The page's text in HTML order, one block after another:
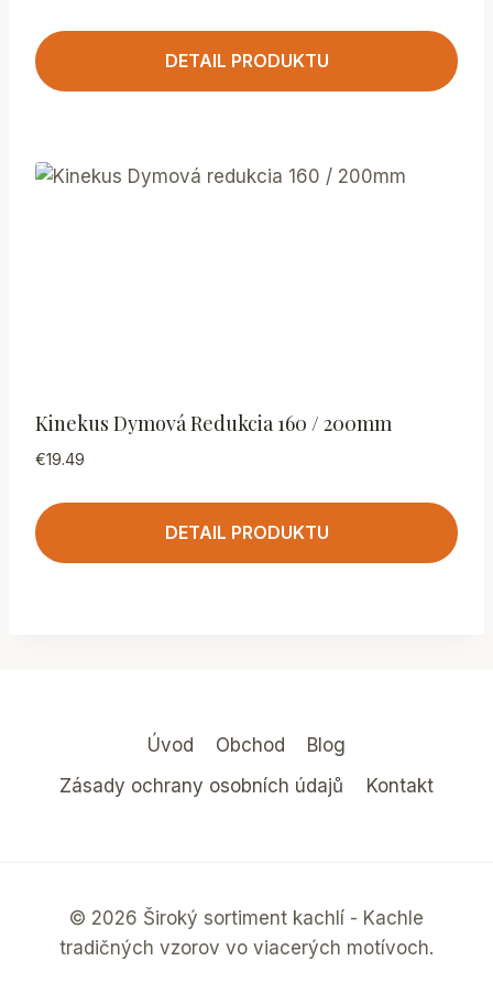
DETAIL PRODUKTU
Kinekus Dymová Redukcia 160 / 200mm
€19.49
DETAIL PRODUKTU
Úvod Obchod
Blog
Zásady ochrany osobních údajů
Kontakt
© 2026 Široký sortiment kachlí - Kachle
tradičných vzorov vo viacerých motívoch.